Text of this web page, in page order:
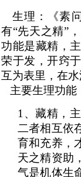
生理：《素
有“先天之精”
功能是藏精，
荣于发，开窍
互为表里，在
主要生理功能
1、藏精，
二者相互依
育和充养，
天之精资助
气是机体生